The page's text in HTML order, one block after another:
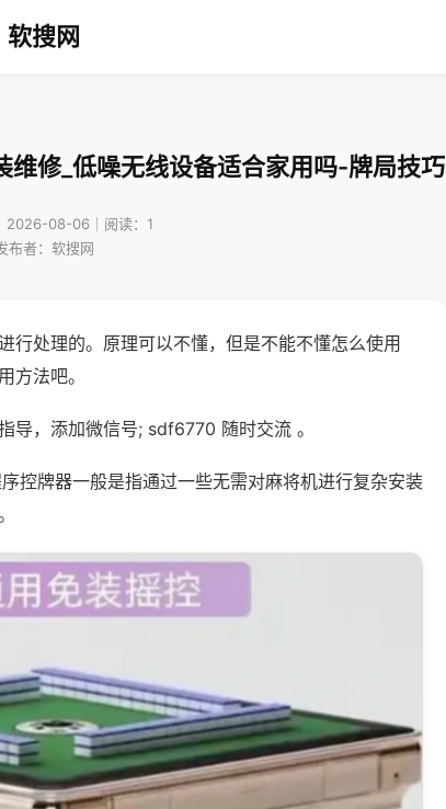
软搜网
修_低噪无线设备适合家用吗-牌局技巧
2026-08-06｜阅读：1
布者：软搜网
行处理的。原理可以不懂，但是不能不懂怎么使用
方法吧。
导，添加微信号; sdf6770 随时交流 。
控牌器一般是指通过一些无需对麻将机进行复杂安装